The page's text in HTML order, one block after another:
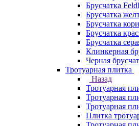
Брусчатка
Брусчатка
Брусчатка
Брусчатка
Брусчатка
Клинкерная
Черная
Тротуарная плитка
Назад
Тротуарная
Тротуарная
Тротуарная
Плитка